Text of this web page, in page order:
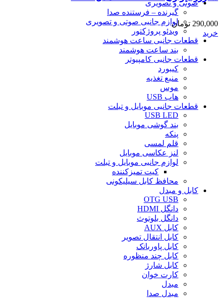
صوتی و تصویری
گیرنده – فرستنده صدا
لوازم جانبی صوتی و تصویری
ویدئو پروژکتور
قطعات جانبی ساعت هوشمند
بند ساعت هوشمند
قطعات جانبی کامپیوتر
کیبورد
منبع تغذیه
موس
هاب USB
قطعات جانبی موبایل و تبلت
USB LED
بند گوشی موبایل
پنکه
قلم لمسی
لنز عکاسی موبایل
لوازم جانبی موبایل و تبلت
کیت تمیزکننده
محافظ کابل سیلیکونی
کابل و مبدل
OTG USB
دانگل HDMI
دانگل بلوتوث
کابل AUX
کابل انتقال تصویر
کابل پاوربانک
کابل چند منظوره
کابل شارژ
کارت خوان
مبدل
مبدل صدا
290,000 تومان
خرید